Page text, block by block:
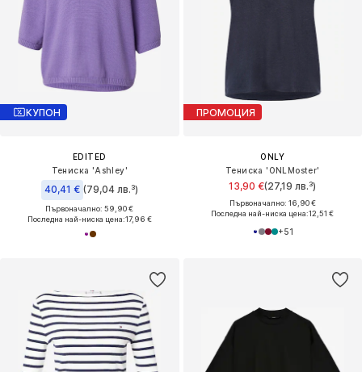
КУПОН
EDITED
Тениска 'Ashley'
40,41 € (79,04 лв.³)
Първоначално: 59,90 €
Последна най-ниска цена:17,96 €
ПРОМОЦИЯ
ONLY
Тениска 'ONLMoster'
13,90 €(27,19 лв.³)
Първоначално: 16,90 €
Последна най-ниска цена:12,51 €
+51